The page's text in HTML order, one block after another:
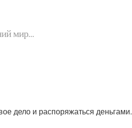
мир...
дело и распоряжаться деньгами.